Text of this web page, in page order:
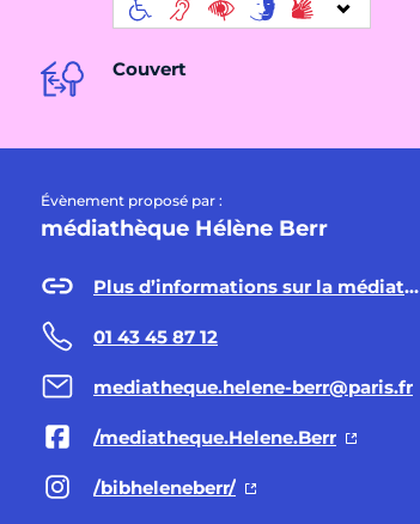
Couvert
Évènement proposé par :
médiathèque Hélène Berr
Plus d’informations sur la médiathèque Hélène Berr
01 43 45 87 12
mediatheque.helene-berr@paris.fr
/mediatheque.Helene.Berr
/bibheleneberr/